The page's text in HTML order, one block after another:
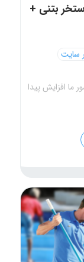
بتنی +
سایت
افزایش پیدا